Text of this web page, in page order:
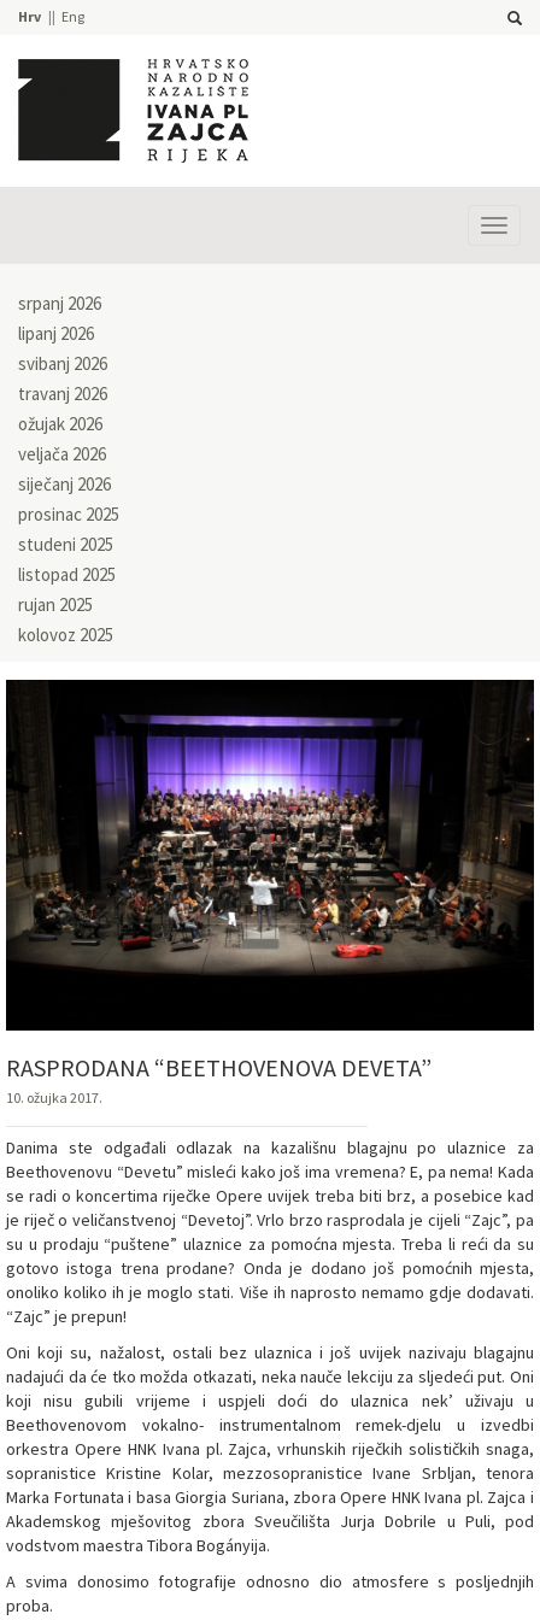
Hrv Eng
srpanj 2026
lipanj 2026
svibanj 2026
travanj 2026
ožujak 2026
veljača 2026
siječanj 2026
prosinac 2025
studeni 2025
listopad 2025
rujan 2025
kolovoz 2025
RASPRODANA “BEETHOVENOVA DEVETA”
10. ožujka 2017.
Danima ste odgađali odlazak na kazališnu blagajnu po ulaznice za
Beethovenovu “Devetu” misleći kako još ima vremena? E, pa nema! Kada
se radi o koncertima riječke Opere uvijek treba biti brz, a posebice kad
je riječ o veličanstvenoj “Devetoj”. Vrlo brzo rasprodala je cijeli “Zajc”, pa
su u prodaju “puštene” ulaznice za pomoćna mjesta. Treba li reći da su
gotovo istoga trena prodane? Onda je dodano još pomoćnih mjesta,
onoliko koliko ih je moglo stati. Više ih naprosto nemamo gdje dodavati.
“Zajc” je prepun!
Oni koji su, nažalost, ostali bez ulaznica i još uvijek nazivaju blagajnu
nadajući da će tko možda otkazati, neka nauče lekciju za sljedeći put. Oni
koji nisu gubili vrijeme i uspjeli doći do ulaznica nek’ uživaju u
Beethovenovom vokalno- instrumentalnom remek-djelu u izvedbi
orkestra Opere HNK Ivana pl. Zajca, vrhunskih riječkih solističkih snaga,
sopranistice Kristine Kolar, mezzosopranistice Ivane Srbljan, tenora
Marka Fortunata i basa Giorgia Suriana, zbora Opere HNK Ivana pl. Zajca i
Akademskog mješovitog zbora Sveučilišta Jurja Dobrile u Puli, pod
vodstvom maestra Tibora Bogányija.
A svima donosimo fotografije odnosno dio atmosfere s posljednjih
proba.